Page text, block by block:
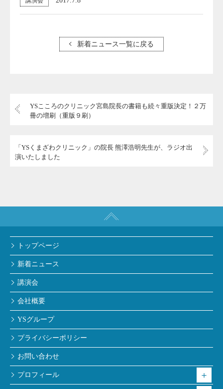
新着ニュース一覧に戻る
YSこころのクリニック宮島院長の書籍も続々重版決定！２万
冊の増刷（重版９刷）
「YSくまざわクリニック」の院長 熊澤浩明先生が、ラジオ出
演いたしました
トップページ
新着ニュース
講演会
会社概要
YSグループ
プライバシーポリシー
お問い合わせ
プロフィール